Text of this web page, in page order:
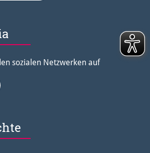
sozialen Netzwerken auf